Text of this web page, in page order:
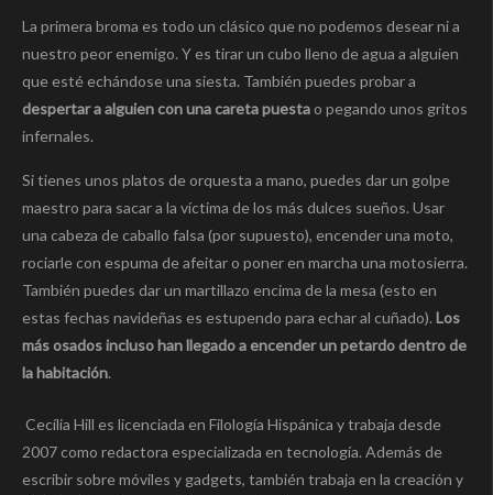
La primera broma es todo un clásico que no podemos desear ni a
nuestro peor enemigo. Y es tirar un cubo lleno de agua a alguien
que esté echándose una siesta. También puedes probar a
despertar a alguien con una careta puestao pegando unos gritos
infernales.
Si tienes unos platos de orquesta a mano, puedes dar un golpe
maestro para sacar a la víctima de los más dulces sueños. Usar
una cabeza de caballo falsa (por supuesto), encender una moto,
rociarle con espuma de afeitar o poner en marcha una motosierra.
También puedes dar un martillazo encima de la mesa (esto en
estas fechas navideñas es estupendo para echar al cuñado). Los
más osados incluso han llegado a encender un petardo dentro de
la habitación.
Cecília Hill es licenciada en Filología Hispánica y trabaja desde
2007 como redactora especializada en tecnología. Además de
escribir sobre móviles y gadgets, también trabaja en la creación y